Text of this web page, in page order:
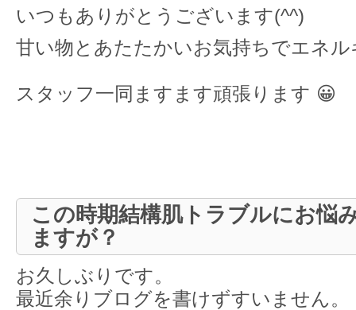
いつもありがとうございます(^^)
甘い物とあたたかいお気持ちでエネ
スタッフ一同ますます頑張ります 😀
この時期結構肌トラブルにお悩
ますが？
お久しぶりです。
最近余りブログを書けずすいません。